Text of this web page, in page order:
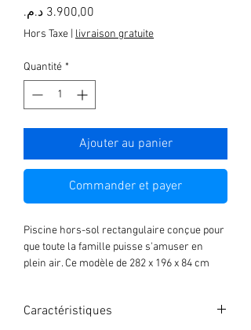
Hors Taxe livraison gratuite
Quantité *
Ajouter au panier
Commander et payer
Piscine hors-sol rectangulaire conçue pour
que toute la famille puisse s'amuser en
plein air. Ce modèle de 282 x 196 x 84 cm
ChemConnect. Il peut être vidé rapidement
Caractéristiques